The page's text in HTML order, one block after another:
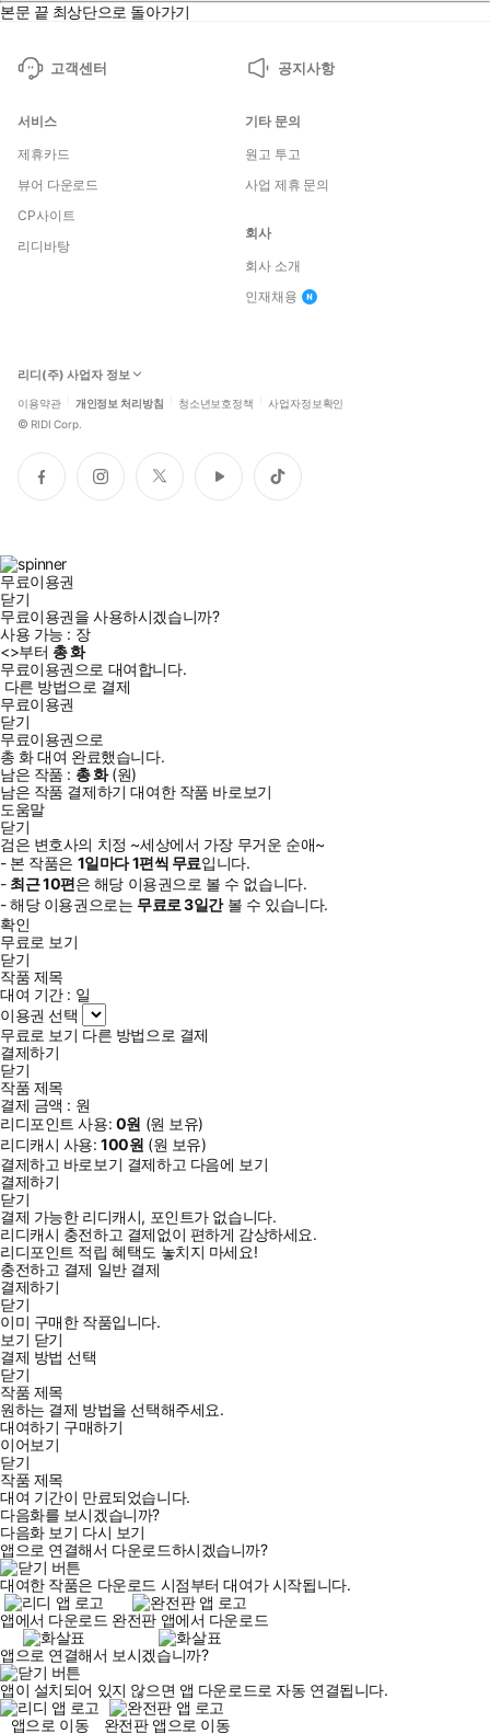
본문 끝 최상단으로 돌아가기
고객센터 공지사항
서비스
제휴카드
뷰어 다운로드
CP사이트
리디바탕
기타 문의
원고 투고
사업 제휴 문의
회사
회사 소개
인재채용
리디(주) 사업자 정보
이용약관 개인정보 처리방침 청소년보호정책 사업자정보확인
© RIDI Corp.
페
이
인
스
트
위
유
튜
틱
톡
무료이용권
닫기
무료이용권을 사용하시겠습니까?
사용 가능 : 장
<>부터 총화
무료이용권으로 대여합니다.
다른 방법으로 결제
무료이용권
닫기
무료이용권으로
총 화대여 완료했습니다.
남은 작품 : 총화(원)
남은 작품 결제하기 대여한 작품 바로보기
도움말
닫기
검은 변호사의 치정 ~세상에서 가장 무거운 순애~
- 본 작품은 1일마다1편씩 무료입니다.
- 최근10편은 해당 이용권으로 볼 수 없습니다.
- 해당 이용권으로는 무료로3일간볼 수 있습니다.
확인
무료로 보기
닫기
작품 제목
대여 기간 : 일
이용권 선택
무료로 보기 다른 방법으로 결제
결제하기
닫기
작품 제목
결제 금액 : 원
리디포인트 사용: 0원 (원 보유)
리디캐시 사용:100원 (원 보유)
결제하고 바로보기 결제하고 다음에 보기
결제하기
닫기
결제 가능한 리디캐시, 포인트가 없습니다.
리디캐시 충전하고 결제없이 편하게 감상하세요.
리디포인트 적립 혜택도 놓치지 마세요!
충전하고 결제 일반 결제
결제하기
닫기
이미 구매한 작품입니다.
보기 닫기
결제 방법 선택
닫기
작품 제목
원하는 결제 방법을 선택해주세요.
대여하기 구매하기
이어보기
닫기
작품 제목
대여 기간이 만료되었습니다.
다음화를 보시겠습니까?
다음화 보기 다시 보기
앱으로 연결해서 다운로드하시겠습니까?
대여한 작품은 다운로드 시점부터 대여가 시작됩니다.
앱에서 다운로드 완전판 앱에서 다운로드
앱으로 연결해서 보시겠습니까?
앱이 설치되어 있지 않으면 앱 다운로드로 자동 연결됩니다.
앱으로 이동
완전판 앱으로 이동